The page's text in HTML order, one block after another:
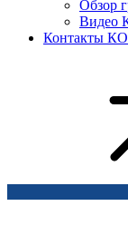
Обзор
Видео
Контакты